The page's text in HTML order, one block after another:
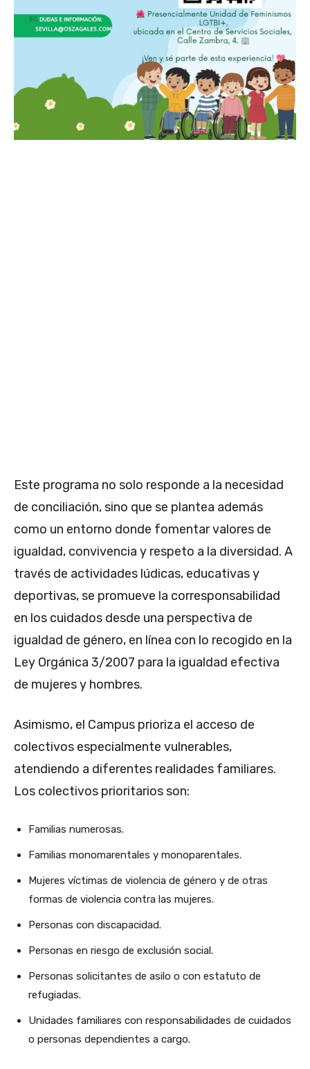
Este programa no solo responde a la necesidad
de conciliación, sino que se plantea además
como un entorno donde fomentar valores de
igualdad, convivencia y respeto a la diversidad. A
través de actividades lúdicas, educativas y
deportivas, se promueve la corresponsabilidad
en los cuidados desde una perspectiva de
igualdad de género, en línea con lo recogido en la
Ley Orgánica 3/2007 para la igualdad efectiva
de mujeres y hombres.
Asimismo, el Campus prioriza el acceso de
colectivos especialmente vulnerables,
atendiendo a diferentes realidades familiares.
Los colectivos prioritarios son:
Familias numerosas.
Familias monomarentales y monoparentales.
Mujeres víctimas de violencia de género y de otras
formas de violencia contra las mujeres.
Personas con discapacidad.
Personas en riesgo de exclusión social.
Personas solicitantes de asilo o con estatuto de
refugiadas.
Unidades familiares con responsabilidades de cuidados
o personas dependientes a cargo.